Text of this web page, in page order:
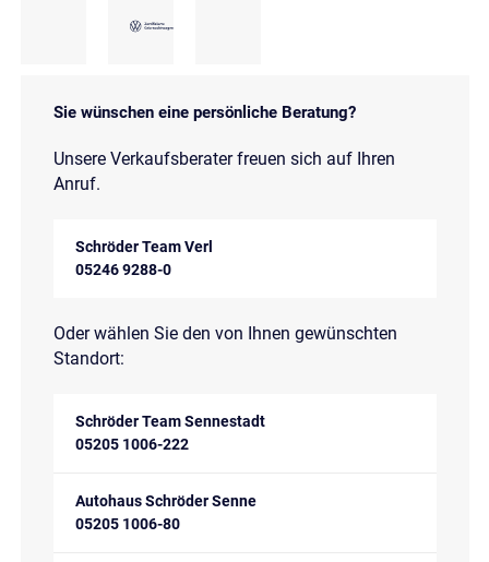
Sie wünschen eine persönliche Beratung?
Unsere Verkaufsberater freuen sich auf Ihren
Anruf.
Schröder Team Verl
05246 9288-0
Oder wählen Sie den von Ihnen gewünschten
Standort:
Schröder Team Sennestadt
05205 1006-222
Autohaus Schröder Senne
05205 1006-80